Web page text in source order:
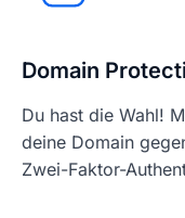
Domain
Du hast die Wahl!
deine Domain
Zwei-Faktor-